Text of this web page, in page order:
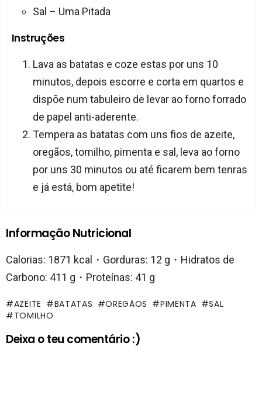
Sal – Uma Pitada
Instruções
Lava as batatas e coze estas por uns 10
minutos, depois escorre e corta em quartos e
dispõe num tabuleiro de levar ao forno forrado
de papel anti-aderente.
Tempera as batatas com uns fios de azeite,
oregãos, tomilho, pimenta e sal, leva ao forno
por uns 30 minutos ou até ficarem bem tenras
e já está, bom apetite!
Informação Nutricional
Calorias: 1871 kcal・Gorduras: 12 g・Hidratos de
Carbono: 411 g・Proteínas: 41 g
AZEITE BATATAS OREGÃOS PIMENTA
SAL
TOMILHO
Deixa o teu comentário :)